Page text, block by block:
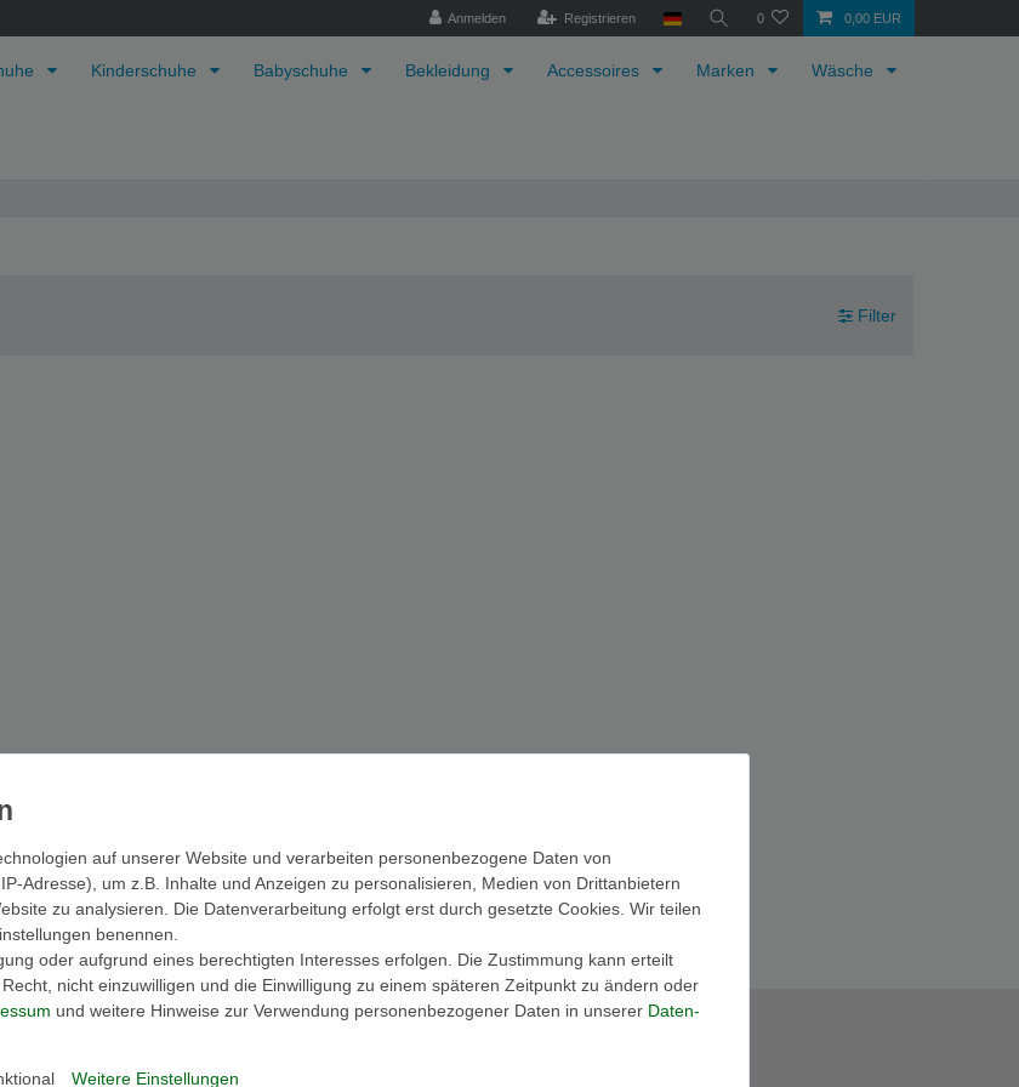
Anmelden Registrieren 0 0,00 EUR
Kinderschuhe Babyschuhe Bekleidung Accessoires Marken Wäsche
Filter
auf unserer Website und verarbeiten personenbezogene Daten von
Adresse), um z.B. Inhalte und Anzeigen zu personalisieren, Medien von Drittanbietern
zu analysieren. Die Datenverarbeitung erfolgt erst durch gesetzte Cookies. Wir teilen
benennen.
oder aufgrund eines berechtigten Interesses erfolgen. Die Zustimmung kann erteilt
nicht einzuwilligen und die Einwilligung zu einem späteren Zeitpunkt zu ändern oder
und weitere Hinweise zur Verwendung personenbezogener Daten in unserer Daten­
Weitere Einstellungen